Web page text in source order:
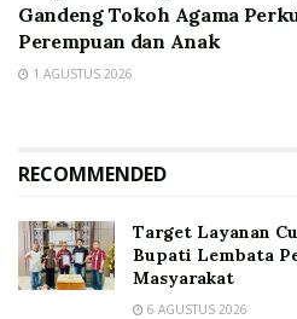
Gandeng Tokoh Agama
Perempuan dan Anak
1 AGUSTUS 2026
RECOMMENDED
Target Layanan
Bupati Lembata
Masyarakat
6 AGUSTUS 2026